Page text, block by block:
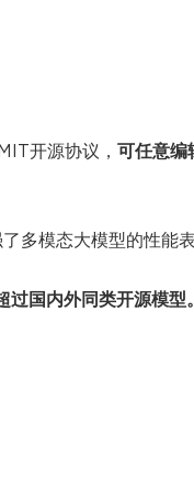
开源协议， 可任意编
多模态大模型的性能表
国内外同类开源模型。